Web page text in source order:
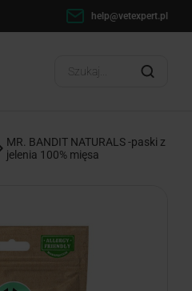
help@vetexpert.plDostawa od 0
MR. BANDIT NATURALS -paski z
jelenia 100% mięsa